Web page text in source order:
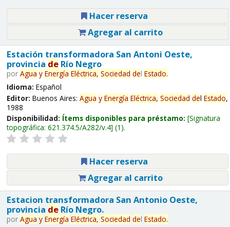
Hacer reserva
Agregar al carrito
Estación transformadora San Antoni Oeste,
provincia deRío Negro
por Agua y Energía Eléctrica, Sociedad del Estado.
Idioma: Español
Editor: Buenos Aires: Agua y Energía Eléctrica, Sociedad del Estado,
1988
Disponibilidad: Ítems disponibles para préstamo: Signatura
topográfica: 621.374.5/A282/v.4 (1).
Hacer reserva
Agregar al carrito
Estacion transformadora San Antonio Oeste,
provincia deRío Negro.
por Agua y Energía Eléctrica, Sociedad del Estado.